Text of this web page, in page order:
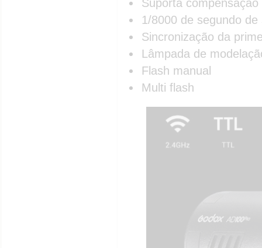
Suporta
1/8000 de segundo
Sincronização da
Lâmpada de
Flash manual
Multi flash